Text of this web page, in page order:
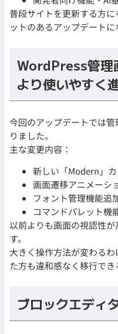
普段サイトを更新する方
ットのあるアップデートに
WordPress管
より使いやすく
今回のアップデートでは
りました。
主な変更内容：
新しい「Modern」
画面遷移アニメーシ
フォント管理機能追
コマンドパレット機
以前よりも画面の視認性
す。
大きく操作方法が変わる
た方も違和感なく移行でき
ブロックエディ